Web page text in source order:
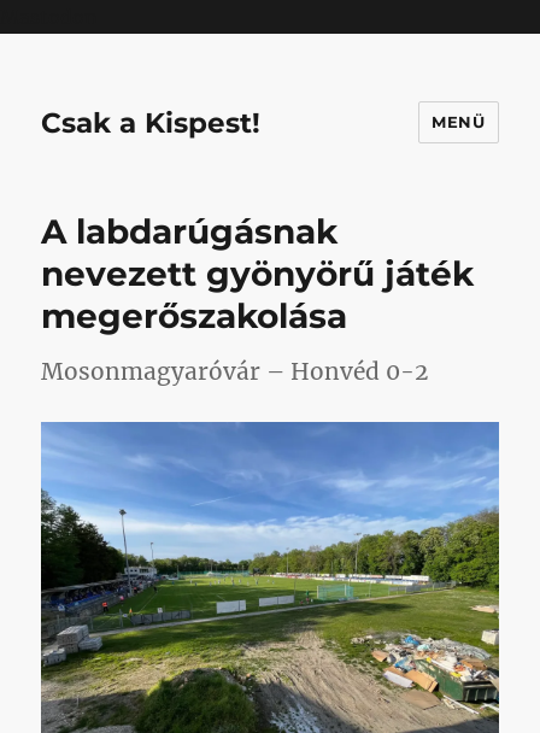
Csak a Kispest! MENÜ
A labdarúgásnak
nevezett gyönyörű játék
megerőszakolása
Mosonmagyaróvár – Honvéd 0-2